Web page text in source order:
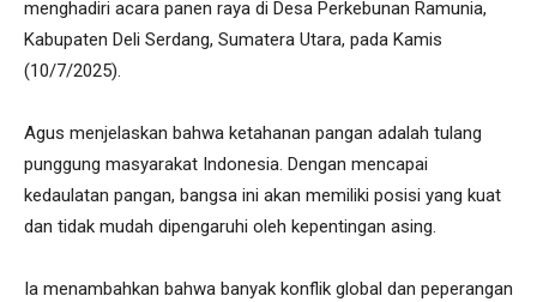
menghadiri acara panen raya di Desa Perkebunan Ramunia,
Kabupaten Deli Serdang, Sumatera Utara, pada Kamis
(10/7/2025).
Agus menjelaskan bahwa ketahanan pangan adalah tulang
punggung masyarakat Indonesia. Dengan mencapai
kedaulatan pangan, bangsa ini akan memiliki posisi yang kuat
dan tidak mudah dipengaruhi oleh kepentingan asing.
Ia menambahkan bahwa banyak konflik global dan peperangan